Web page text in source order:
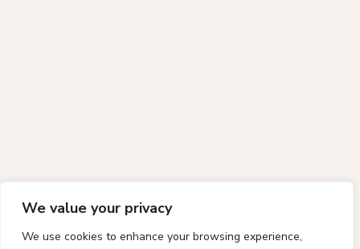
We value your privacy
We use cookies to enhance your browsing experience,